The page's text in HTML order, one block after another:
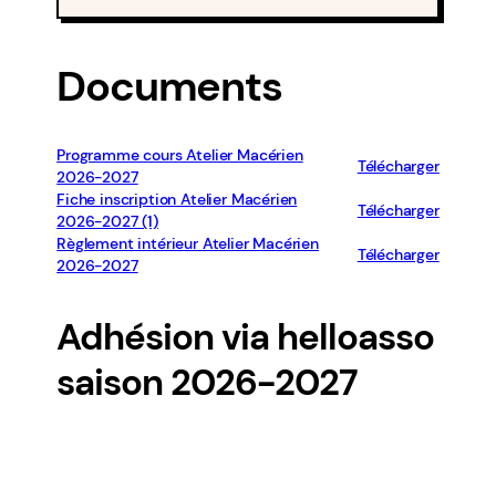
Documents
Programme cours Atelier Macérien
2026-2027
Télécharger
Fiche inscription Atelier Macérien
2026-2027 (1)
Télécharger
Règlement intérieur Atelier Macérien
2026-2027
Télécharger
Adhésion via helloasso
saison 2026-2027